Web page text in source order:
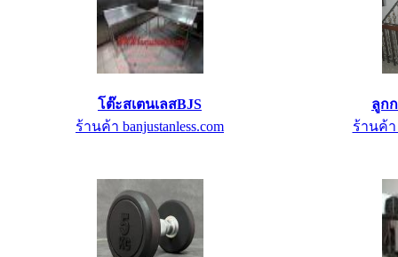
โต๊ะสเตนเลสBJS
ร้านค้า banjustanless.com
ลูก
ร้านค้